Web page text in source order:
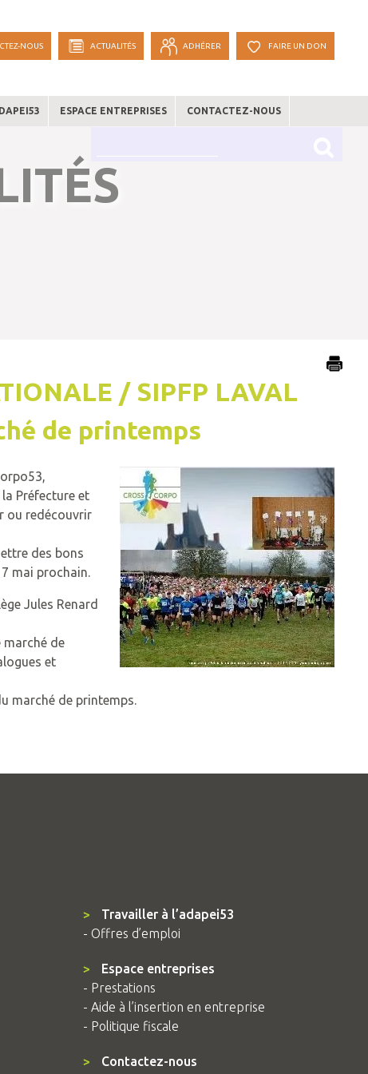
NOUS ACTUALITÉS ADHÉRER FAIRE UN DON
ESPACE ENTREPRISES CONTACTEZ-NOUS
/ SIPFP LAVAL
de printemps
Préfecture et
ou redécouvrir
des bons
mai prochain.
Jules Renard
marché de
et
marché de printemps.
>
Travailler à l’adapei53
- Offres d’emploi
>
Espace entreprises
- Prestations
- Aide à l’insertion en entreprise
- Politique fiscale
>
Contactez-nous